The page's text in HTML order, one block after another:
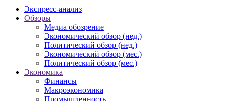
Экспресс-анализ
Обзоры
Медиа обозрение
Экономический обзор (нед.)
Политический обзор (нед.)
Экономический обзор (мес.)
Политический обзор (мес.)
Экономика
Финансы
Макроэкономика
Промышленность